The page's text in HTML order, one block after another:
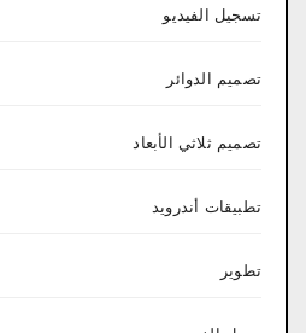
تسجيل الفيديو
تصميم الدوائر
تصميم ثلاثي الأبعاد
تطبيقات أندرويد
تطوير